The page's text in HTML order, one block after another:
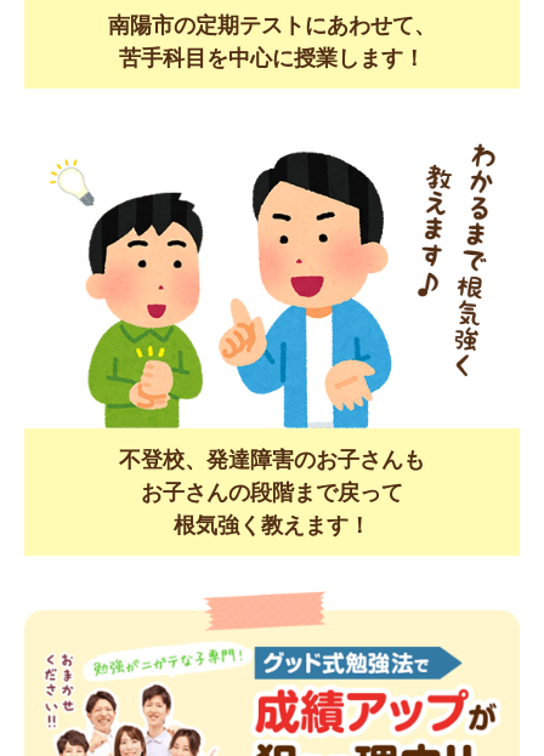
南陽市の定期テストにあわせて、
苦手科目を中心に授業します！
不登校、発達障害のお子さんも
お子さんの段階まで戻って
根気強く教えます！